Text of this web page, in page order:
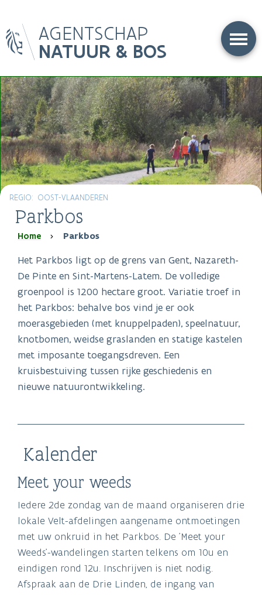
en
naar
gaan
AGENTSCHAP
NATUUR & BOS
REGIO OOST-VLAANDEREN
Parkbos
Kruimelpad
Home Parkbos
Het Parkbos ligt op de grens van Gent, Nazareth-
De Pinte en Sint-Martens-Latem. De volledige
groenpool is 1200 hectare groot. Variatie troef in
het Parkbos: behalve bos vind je er ook
moerasgebieden (met knuppelpaden), speelnatuur,
knotbomen, weidse graslanden en statige kastelen
met imposante toegangsdreven. Een
kruisbestuiving tussen rijke geschiedenis en
nieuwe natuurontwikkeling.
Kalender
Meet your weeds
Iedere 2de zondag van de maand organiseren drie
lokale Velt-afdelingen aangename ontmoetingen
met uw onkruid in het Parkbos. De 'Meet your
Weeds'-wandelingen starten telkens om 10u en
eindigen rond 12u. Inschrijven is niet nodig.
Afspraak aan de Drie Linden, de ingang van